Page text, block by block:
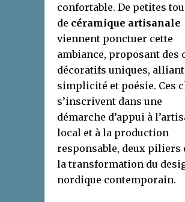
confortable. De petites
de céramique artisanale
viennent ponctuer cette
ambiance, proposant des
décoratifs uniques, alliant
simplicité et poésie. Ces
s’inscrivent dans une
démarche d’appui à
local et à la production
responsable, deux piliers
la transformation du
nordique contemporain.